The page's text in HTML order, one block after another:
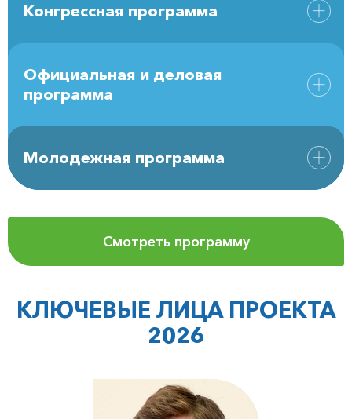
Конгрессная программа
Официальная и деловая
программа
Молодежная программа
Смотреть программу
КЛЮЧЕВЫЕ ЛИЦА ПРОЕКТА
2026